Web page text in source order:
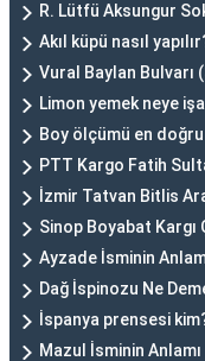
R. Lütfü Aksungur
Akıl küpü nasıl
Vural Baylan Bulvarı
Limon yemek neye
Boy ölçümü en doğru
PTT Kargo Fatih
İzmir Tatvan Bitlis
Sinop Boyabat Kargı
Ayzade İsminin
Dağ İspinozu Ne
İspanya prensesi
Mazul İsminin